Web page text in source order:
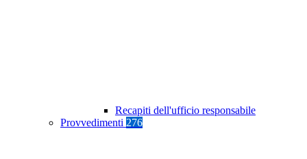
Recapiti dell'ufficio responsabile
Provvedimenti 276